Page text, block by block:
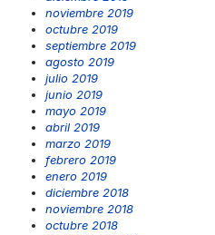
noviembre 2019
octubre 2019
septiembre 2019
agosto 2019
julio 2019
junio 2019
mayo 2019
abril 2019
marzo 2019
febrero 2019
enero 2019
diciembre 2018
noviembre 2018
octubre 2018